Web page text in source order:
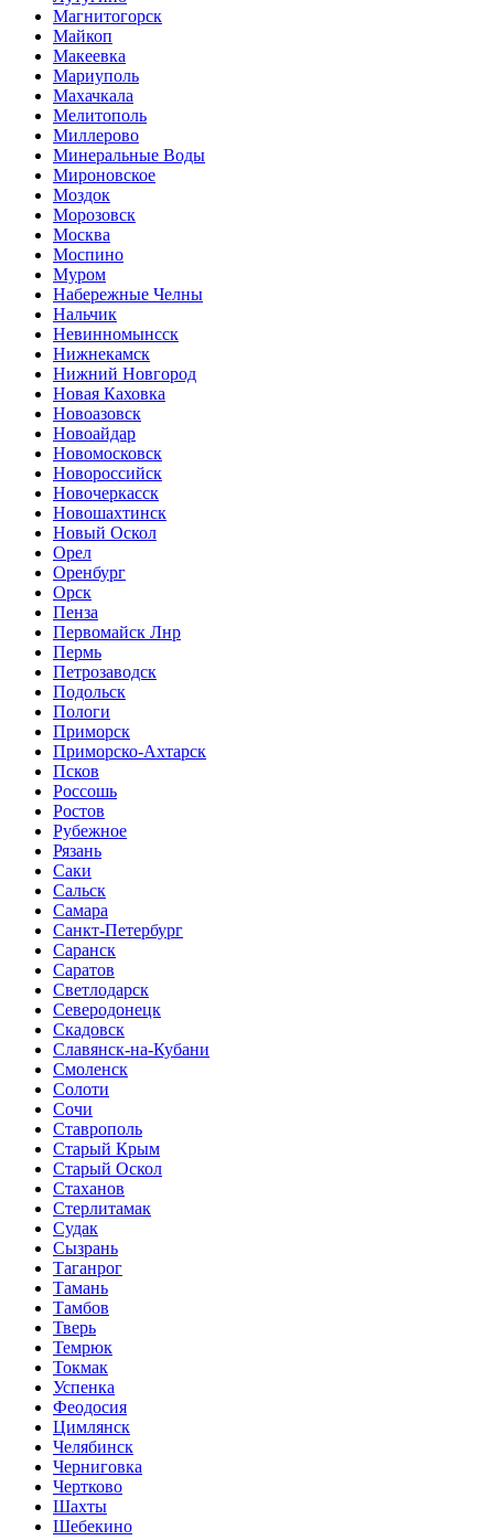
Магнитогорск
Майкоп
Макеевка
Мариуполь
Махачкала
Мелитополь
Миллерово
Минеральные Воды
Мироновское
Моздок
Морозовск
Москва
Моспино
Муром
Набережные Челны
Нальчик
Невинномынсск
Нижнекамск
Нижний Новгород
Новая Каховка
Новоазовск
Новоайдар
Новомосковск
Новороссийск
Новочеркасск
Новошахтинск
Новый Оскол
Орел
Оренбург
Орск
Пенза
Первомайск Лнр
Пермь
Петрозаводск
Подольск
Пологи
Приморск
Приморско-Ахтарск
Псков
Россошь
Ростов
Рубежное
Рязань
Саки
Сальск
Самара
Санкт-Петербург
Саранск
Саратов
Светлодарск
Северодонецк
Скадовск
Славянск-на-Кубани
Смоленск
Солоти
Сочи
Ставрополь
Старый Крым
Старый Оскол
Стаханов
Стерлитамак
Судак
Сызрань
Таганрог
Тамань
Тамбов
Тверь
Темрюк
Токмак
Успенка
Феодосия
Цимлянск
Челябинск
Черниговка
Чертково
Шахты
Шебекино